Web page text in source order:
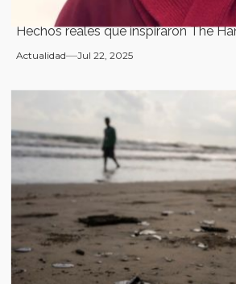
Hechos reales que inspiraron The
Actualidad Jul 22, 2025